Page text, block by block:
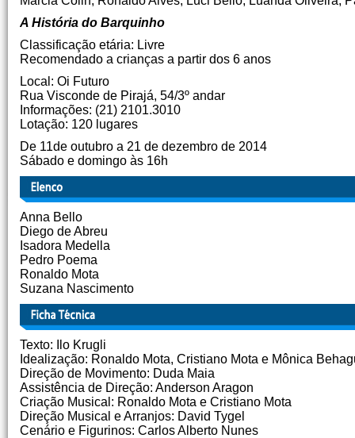
A História do Barquinho
Classificação etária: Livre
Recomendado a crianças a partir dos 6 anos
Local: Oi Futuro
Rua Visconde de Pirajá, 54/3º andar
Informações: (21) 2101.3010
Lotação: 120 lugares
De 11de outubro a 21 de dezembro de 2014
Sábado e domingo às 16h
Anna Bello
Diego de Abreu
Isadora Medella
Pedro Poema
Ronaldo Mota
Suzana Nascimento
Texto: Ilo Krugli
Idealização: Ronaldo Mota, Cristiano Mota e Mônica
Direção de Movimento: Duda Maia
Assistência de Direção: Anderson Aragon
Criação Musical: Ronaldo Mota e Cristiano Mota
Direção Musical e Arranjos: David Tygel
Cenário e Figurinos: Carlos Alberto Nunes